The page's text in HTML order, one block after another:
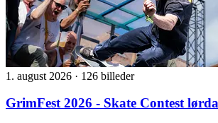
1. august 2026 · 126 billeder
GrimFest 2026 - Skate Contest